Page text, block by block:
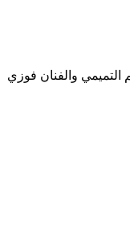
التميمي والفنان فوزي